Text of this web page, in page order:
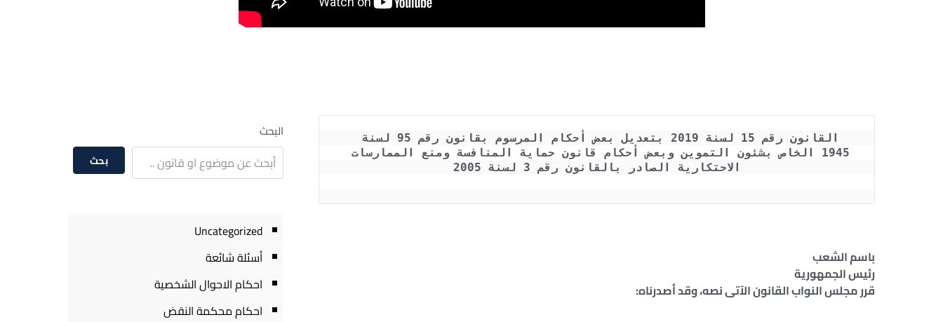
الاحتكارية الصادر بالقانون رقم 3 لسنة 2005
باسم الشعب
رئيس الجمهورية
قرر مجلس النواب القانون الآتى نصه، وقد أصدرناه:
البحث
بحث
Uncategorized
أسئلة شائعة
احكام الاحوال الشخصية
احكام محكمة النقض